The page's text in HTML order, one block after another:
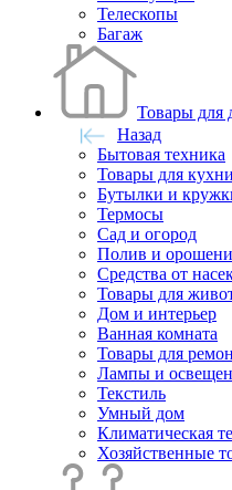
Телескопы
Багаж
Товары для
Назад
Бытовая техника
Товары для кухни
Бутылки и
Термосы
Сад и огород
Полив и
Средства от
Товары для
Дом и интерьер
Ванная комната
Товары для
Лампы и
Текстиль
Умный дом
Климатическая
Хозяйственные